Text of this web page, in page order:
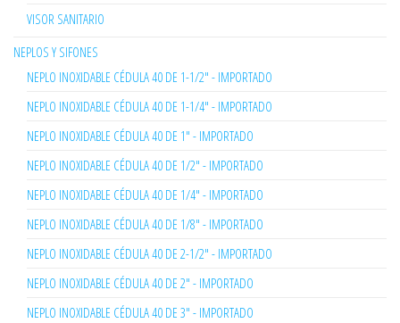
VISOR SANITARIO
NEPLOS Y SIFONES
NEPLO INOXIDABLE CÉDULA 40 DE 1-1/2" - IMPORTADO
NEPLO INOXIDABLE CÉDULA 40 DE 1-1/4" - IMPORTADO
NEPLO INOXIDABLE CÉDULA 40 DE 1" - IMPORTADO
NEPLO INOXIDABLE CÉDULA 40 DE 1/2" - IMPORTADO
NEPLO INOXIDABLE CÉDULA 40 DE 1/4" - IMPORTADO
NEPLO INOXIDABLE CÉDULA 40 DE 1/8" - IMPORTADO
NEPLO INOXIDABLE CÉDULA 40 DE 2-1/2" - IMPORTADO
NEPLO INOXIDABLE CÉDULA 40 DE 2" - IMPORTADO
NEPLO INOXIDABLE CÉDULA 40 DE 3" - IMPORTADO